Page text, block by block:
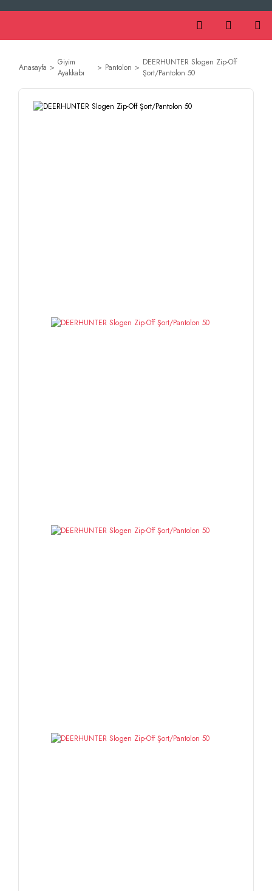
Anasayfa
Giyim
Ayakkabı
Pantolon
DEERHUNTER Slogen Zip-Off
Şort/Pantolon 50